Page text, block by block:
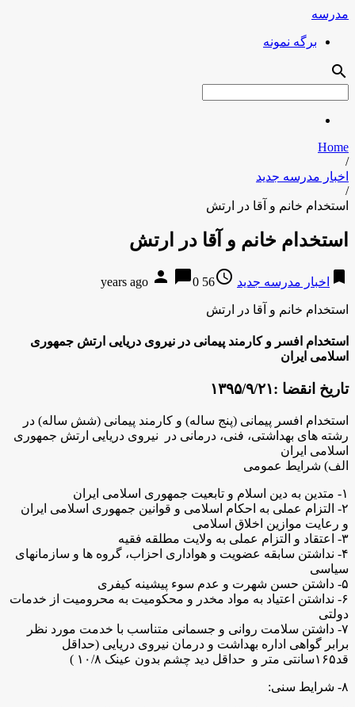
مدرسه
برگه نمونه
search
Home
/
اخبار مدرسه جدید
/
استخدام خانم و آقا در ارتش
استخدام خانم و آقا در ارتش
bookmark اخبار مدرسه جدید access_time
56 years ago
person chat_bubble0
استخدام خانم و آقا در ارتش
استخدام افسر و کارمند پیمانی در نیروی دریایی ارتش جمهوری
اسلامی ایران
تاریخ انقضا :۱۳۹۵/۹/۲۱
استخدام افسر پیمانی (پنج ساله) و کارمند پیمانی (شش ساله) در
رشته های بهداشتی، فنی، درمانی در نیروی دریایی ارتش جمهوری
اسلامی ایران
الف) شرایط عمومی
۱- متدین به دین اسلام و تابعیت جمهوری اسلامی ایران
۲- التزام عملی به احکام اسلامی و قوانین جمهوری اسلامی ایران
و رعایت موازین اخلاق اسلامی
۳- اعتقاد و التزام عملی به ولایت مطلقه فقیه
۴- نداشتن سابقه عضویت و هواداری احزاب، گروه ها و سازمانهای
سیاسی
۵- داشتن حسن شهرت و عدم سوء پیشینه کیفری
۶- نداشتن اعتیاد به مواد مخدر و محکومیت به محرومیت از خدمات
دولتی
۷- داشتن سلامت روانی و جسمانی متناسب با خدمت مورد نظر
برابر گواهی اداره بهداشت و درمان نیروی دریایی (حداقل
قد۱۶۵سانتی متر و حداقل دید چشم بدون عینک ۱۰/۸ )
۸- شرایط سنی: